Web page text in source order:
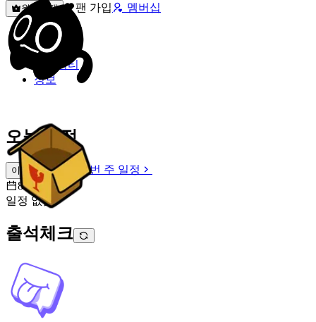
원픽선택 팬 가입 멤버십
밐타운
피드
커뮤니티
정보
오늘 일정
이번 주 일정
이번 주 일정
8월 8일 [토]
일정 없음
출석체크